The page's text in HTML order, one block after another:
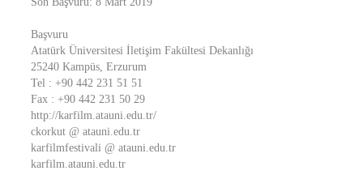
Başvuru
Atatürk Üniversitesi İletişim Fakültesi Dekanlığı
25240 Kampüs, Erzurum
Tel : +90 442 231 51 51
Fax : +90 442 231 50 29
http://karfilm.atauni.edu.tr/
ckorkut @ atauni.edu.tr
karfilmfestivali @ atauni.edu.tr
karfilm.atauni.edu.tr